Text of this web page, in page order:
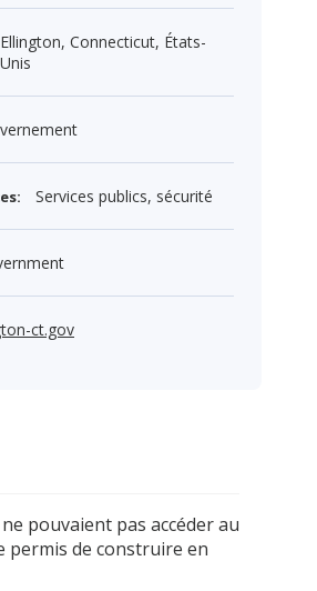
pouvaient pas accéder au
permis de construire en
Ellington, Connecticut, États-
Unis
Services publics, sécurité
ct.gov